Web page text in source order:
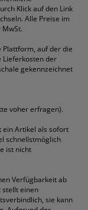
Tintenpatronen
Toilettenpapier
Toner
Versandmaterial
Versandtaschen
anzeigen
Klick auf den Link
Alle Preise im
Plattform, auf der die
Lieferkosten der
gekennzeichnet
voher erfragen).
ein Artikel als sofort
schnellstmöglich
ist nicht
Verfügbarkeit ab
stellt einen
sie kann